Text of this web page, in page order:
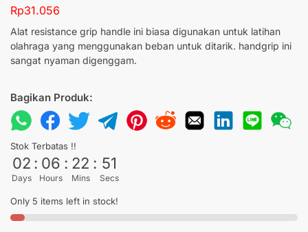
Rp31.056
Alat resistance grip handle ini biasa digunakan untuk latihan
olahraga yang menggunakan beban untuk ditarik. handgrip ini
sangat nyaman digenggam.
Bagikan Produk:
Stok Terbatas !!
02
Days
: 06
Hours
: 22
Mins
: 50
Secs
Only 5 items left in stock!